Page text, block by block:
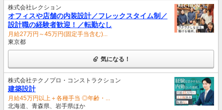
株式会社レクション
オフィスや店舗の内装設計／フレックスタイム制／
設計職の経験者歓迎！／転勤なし
月給27万円～45万円(固定手当含む)...
東京都
気になる！
株式会社テクノプロ・コンストラクション
建築設計
月給45万円以上＋各種手当 ◎年齢・...
北海道、青森県、岩手県ほか